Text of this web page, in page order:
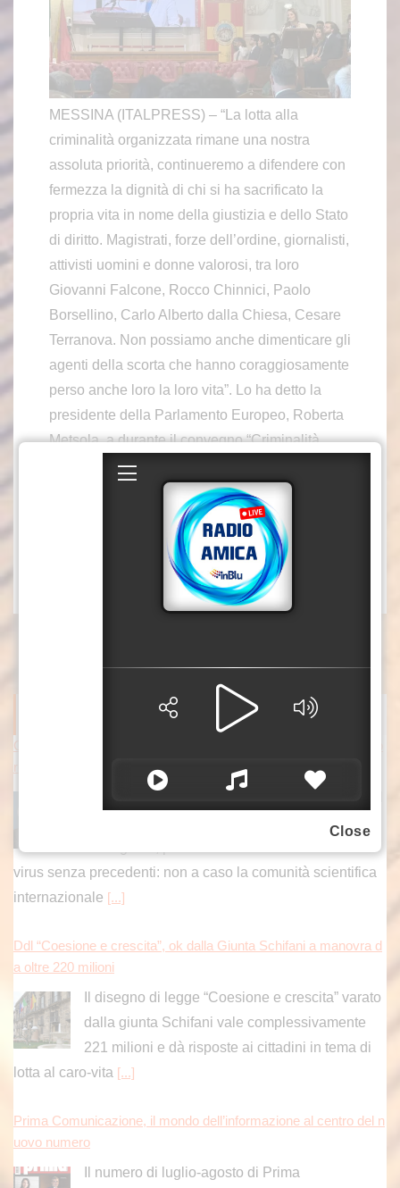
MESSINA (ITALPRESS) – “La lotta alla
criminalità organizzata rimane una nostra
assoluta priorità, continueremo a difendere con
fermezza la dignità di chi si ha sacrificato la
propria vita in nome della giustizia e dello Stato
di diritto. Magistrati, forze dell’ordine, giornalisti,
attivisti uomini e donne valorosi, tra loro
Giovanni Falcone, Rocco Chinnici, Paolo
Borsellino, Carlo Alberto dalla Chiesa, Cesare
Terranova. Non possiamo anche dimenticare gli
agenti della scorta che hanno coraggiosamente
perso anche loro la loro vita”. Lo ha detto la
presidente della Parlamento Europeo, Roberta
Metsola, a durante il convegno “Criminalità
nazionale e transnazionale: strumenti e obiettivi
in Italia e in Europa”, nell’Aula Magna
dell’Università degli Studi di Messina.
ITALPRESS NEWS
Covid, Conte “Piano pandemico 2006 inadeguato, virus senza p
recedenti”
2006 ha rappresentato una risposta totalmente
virus senza precedenti: non a caso la comunità scientifica
internazionale [...]
Ddl “Coesione e crescita”, ok dalla Giunta Schifani a manovra d
a oltre 220 milioni
Il disegno di legge “Coesione e crescita” varato
dalla giunta Schifani vale complessivamente
221 milioni e dà risposte ai cittadini in tema di
lotta al caro-vita [...]
Prima Comunicazione, il mondo dell’informazione al centro del n
uovo numero
Il numero di luglio-agosto di Prima
Close